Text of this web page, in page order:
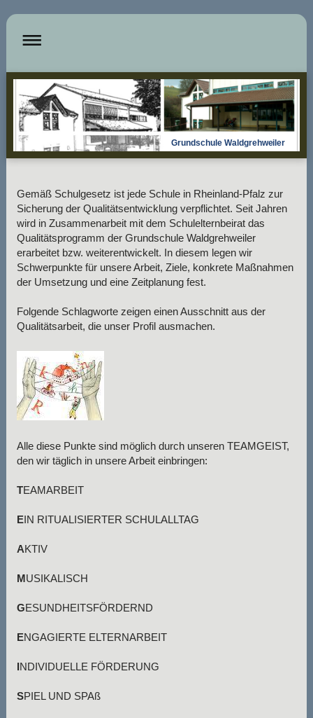
Grundschule Waldgrehweiler
Gemäß Schulgesetz ist jede Schule in Rheinland-Pfalz zur
Sicherung der Qualitätsentwicklung verpflichtet. Seit Jahren
wird in Zusammenarbeit mit dem Schulelternbeirat das
Qualitätsprogramm der Grundschule Waldgrehweiler
erarbeitet bzw. weiterentwickelt. In diesem legen wir
Schwerpunkte für unsere Arbeit, Ziele, konkrete Maßnahmen
der Umsetzung und eine Zeitplanung fest.
Folgende Schlagworte zeigen einen Ausschnitt aus der
Qualitätsarbeit, die unser Profil ausmachen.
Alle diese Punkte sind möglich durch unseren TEAMGEIST,
den wir täglich in unsere Arbeit einbringen:
TEAMARBEIT
EIN RITUALISIERTER SCHULALLTAG
AKTIV
MUSIKALISCH
GESUNDHEITSFÖRDERND
ENGAGIERTE ELTERNARBEIT
INDIVIDUELLE FÖRDERUNG
SPIEL UND SPAß